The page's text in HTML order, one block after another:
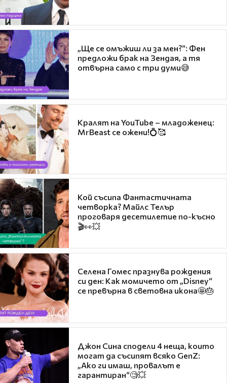
„Ще се омъжиш ли за мен?“: Фен
предложи брак на Зендая, а тя
отвърна само с три думи😅
Кралят на YouTube – младоженец:
MrBeast се ожени!💍🥰
Кой съсипа Фантастичната
четворка? Майлс Телър
проговаря десетилетие по-късно
🎬👀💥
Селена Гомес празнува рождения
си ден: Как момичето от „Disney“
се превърна в световна икона🤩🎂
Джон Сина сподели 4 неща, които
могат да съсипят всяко GenZ:
„Ако ги имаш, провалът е
гарантиран“🧐💥